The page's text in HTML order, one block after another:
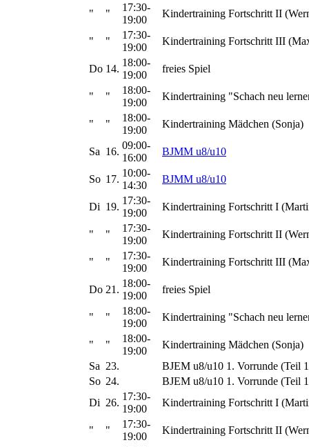
" "
17:30-
19:00
Kindertraining Fortschritt II
" "
17:30-
19:00
Kindertraining Fortschritt III
Do 14.
18:00-
19:00
freies Spiel
" "
18:00-
19:00
Kindertraining "Schach neu
" "
18:00-
19:00
Kindertraining Mädchen (Sonja)
Sa 16.
09:00-
16:00
BJMM u8/u10
So 17.
10:00-
14:30
BJMM u8/u10
Di 19.
17:30-
19:00
Kindertraining Fortschritt I
" "
17:30-
19:00
Kindertraining Fortschritt II
" "
17:30-
19:00
Kindertraining Fortschritt III
Do 21.
18:00-
19:00
freies Spiel
" "
18:00-
19:00
Kindertraining "Schach neu
" "
18:00-
19:00
Kindertraining Mädchen (Sonja)
Sa 23.
BJEM u8/u10 1. Vorrunde (Teil
So 24.
BJEM u8/u10 1. Vorrunde (Teil
Di 26.
17:30-
19:00
Kindertraining Fortschritt I
" "
17:30-
19:00
Kindertraining Fortschritt II